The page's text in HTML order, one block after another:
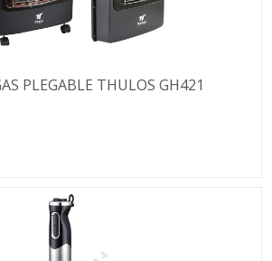
PLEGABLE THULOS GH421